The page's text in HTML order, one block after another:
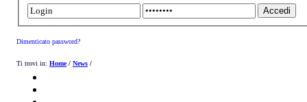
Dimenticato password?
Ti trovi in: Home/ News /